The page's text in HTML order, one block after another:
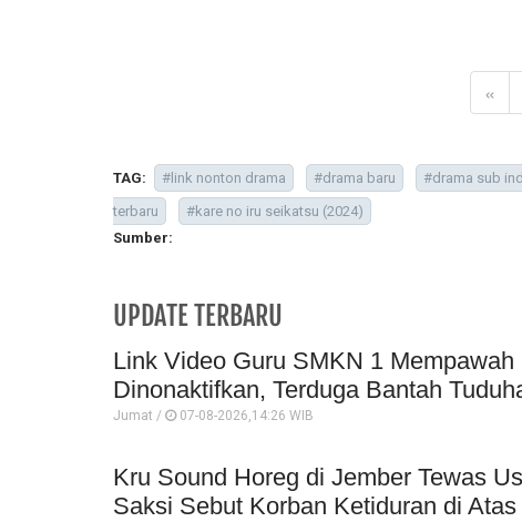
«
TAG:
#link nonton drama #drama baru #drama sub
terbaru
#kare no iru seikatsu (2024)
Sumber:
UPDATE TERBARU
Link Video Guru SMKN 1
Dinonaktifkan, Terduga Bantah
Jumat / 07-08-2026,14:26 WIB
Kru Sound Horeg di Jember Tewas
Saksi Sebut Korban Ketiduran di